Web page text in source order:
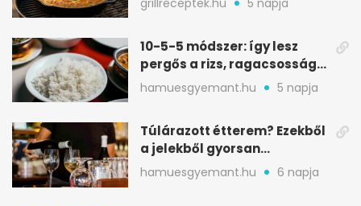
10-5-5 módszer: így lesz
pergős a rizs, ragacsosság
nélkül
hamuesgyemant.hu 5 napja
Túlárazott étterem? Ezekből
a jelekből gyorsan
észreveheted
hamuesgyemant.hu 6 napja